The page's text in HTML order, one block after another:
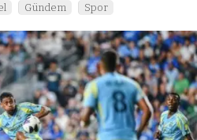
Gündem Spor